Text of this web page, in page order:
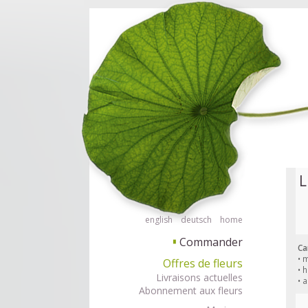
Commander des fleurs en mode accessible avec lecteur d'écran ou
english deutsch home
▘ Commander
Offres de fleurs
Livraisons actuelles
Abonnement aux fleurs
•
•
•